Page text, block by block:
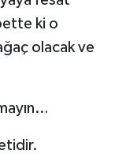
ki o
olacak ve